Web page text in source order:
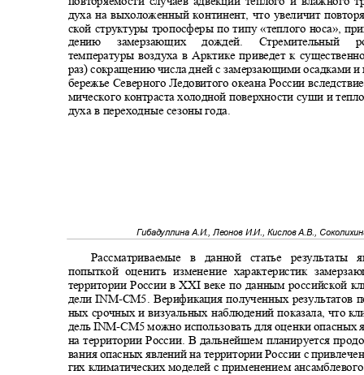
духа на выхоложенный континент, что увеличит
ской структуры тропосферы по типу «теплого носа»,
дению замерзающих дождей.
температуры воздуха в Арктике приведет к
раз) сокращению числа дней с замерзающими осадками
бережье Северного Ледовитого океана России
мического контраста холодной поверхности суши и
духа в переходные сезоны года.
Гибадуллина А.И., Леонов И.И., Кислов А.В.,
Рассматриваемые в данной статье
попыткой оценить изменение характеристик
территории России вXXI веке по данным российской
делиINM-CM5. Верификация полученных
ных срочных и визуальных наблюдений показала, что
дельINM-CM5 можно использовать для оценки опасных
на территории России. В дальнейшем планируется
вания опасных явлений на территории России с
гих климатических моделей с применением